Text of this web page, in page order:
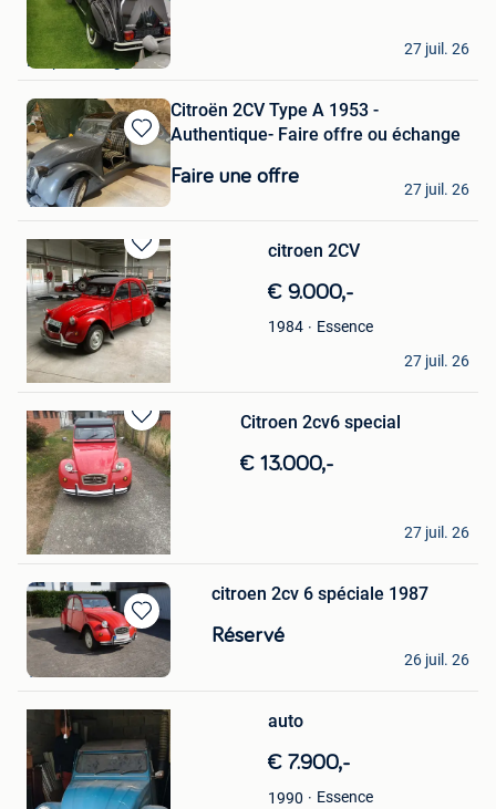
Mes
Favoris
deux chevaux
Leopoldsburg
27 juil. 26
Sauvegarder
dans
Mes
Favoris
Citroën 2CV Type A 1953 -
Authentique- Faire offre ou échange
Faire une offre
Popopopo
Tournai
27 juil. 26
Sauvegarder
dans
Mes
Favoris
citroen 2CV
€ 9.000,-
1984
Essence
Vandecruys
Nijlen
27 juil. 26
Sauvegarder
dans
Mes
Favoris
Citroen 2cv6 special
€ 13.000,-
Stephane
Soignies
27 juil. 26
Sauvegarder
dans
Mes
citroen 2cv 6 spéciale 1987
Réservé
foxiine
Thimister
26 juil. 26
Sauvegarder
Mes
Favoris
auto
€ 7.900,-
1990
Essence